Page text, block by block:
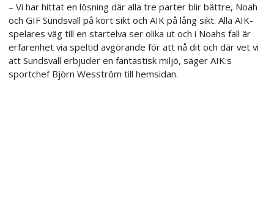
– Vi har hittat en lösning där alla tre parter blir bättre, Noah
och GIF Sundsvall på kort sikt och AIK på lång sikt. Alla AIK-
spelares väg till en startelva ser olika ut och i Noahs fall är
erfarenhet via speltid avgörande för att nå dit och där vet vi
att Sundsvall erbjuder en fantastisk miljö, säger AIK:s
sportchef Björn Wesström till hemsidan.